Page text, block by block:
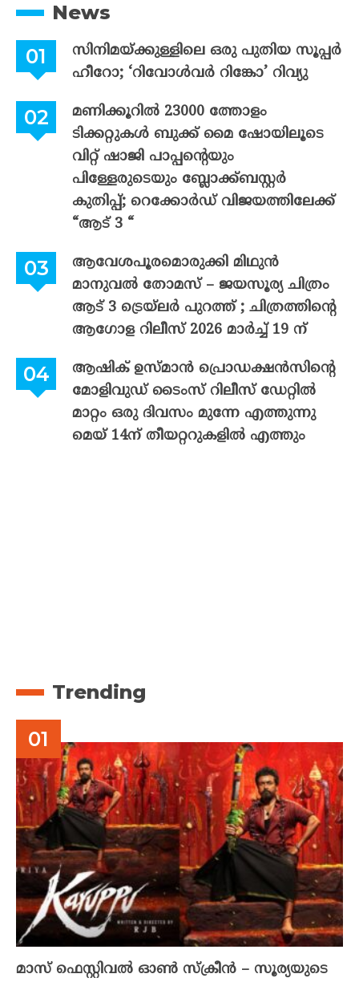
News
സിനിമയ്ക്കുള്ളിലെ ഒരു പുതിയ സൂപ്പർ
ഹീറോ; ‘റിവോൾവർ റിങ്കോ’ റിവ്യു
മണിക്കൂറിൽ 23000 ത്തോളം
ടിക്കറ്റുകൾ ബുക്ക് മൈ ഷോയിലൂടെ
വിറ്റ് ഷാജി പാപ്പന്റെയും
പിള്ളേരുടെയും ബ്ലോക്ക്ബസ്റ്റർ
കുതിപ്പ്; റെക്കോർഡ് വിജയത്തിലേക്ക്
“ആട് 3 “
ആവേശപൂരമൊരുക്കി മിഥുൻ
മാനുവൽ തോമസ് – ജയസൂര്യ ചിത്രം
ആട് 3 ട്രെയ്‌ലർ പുറത്ത് ; ചിത്രത്തിന്റെ
ആഗോള റിലീസ് 2026 മാർച്ച് 19 ന്
ആഷിക് ഉസ്മാൻ പ്രൊഡക്ഷൻസിന്റെ
മോളിവുഡ് ടൈംസ് റിലീസ് ഡേറ്റിൽ
മാറ്റം ഒരു ദിവസം മുന്നേ എത്തുന്നു
മെയ് 14ന് തീയറ്ററുകളിൽ എത്തും
Trending
മാസ് ഫെസ്റ്റിവൽ ഓൺ സ്‌ക്രീൻ – സൂര്യയുടെ